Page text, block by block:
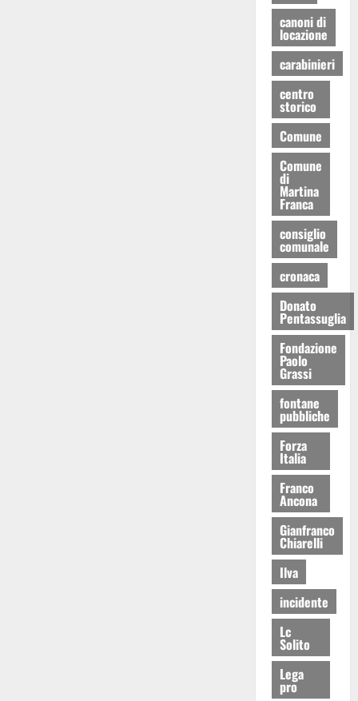
canoni di
locazione
carabinieri
centro
storico
Comune
Comune
di
Martina
Franca
consiglio
comunale
cronaca
Donato
Pentassuglia
Fondazione
Paolo
Grassi
fontane
pubbliche
Forza
Italia
Franco
Ancona
Gianfranco
Chiarelli
Ilva
incidente
Lc
Solito
Lega
pro